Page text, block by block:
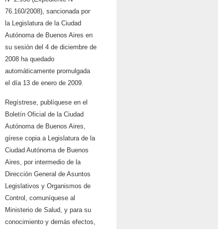
76.160/2008), sancionada por
la Legislatura de la Ciudad
Autónoma de Buenos Aires en
su sesión del 4 de diciembre de
2008 ha quedado
automáticamente promulgada
el día 13 de enero de 2009.
Regístrese, publíquese en el
Boletín Oficial de la Ciudad
Autónoma de Buenos Aires,
gírese copia a Legislatura de la
Ciudad Autónoma de Buenos
Aires, por intermedio de la
Dirección General de Asuntos
Legislativos y Organismos de
Control, comuníquese al
Ministerio de Salud, y para su
conocimiento y demás efectos,